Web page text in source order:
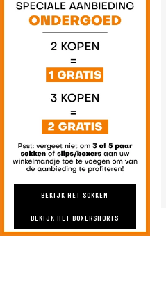
BEKIJK HET SOKKEN
BEKIJK HET BOXERSHORTS